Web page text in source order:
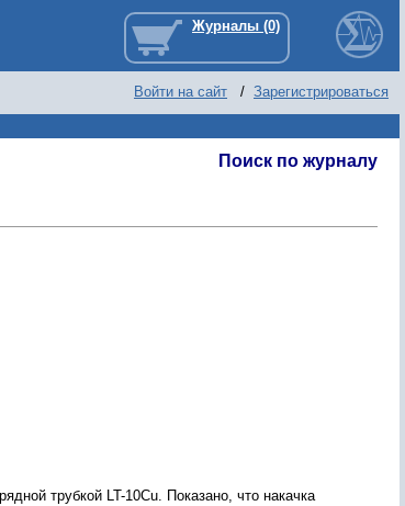
Войти на сайт / Зарегистрироваться
Поиск по журналу
трубкой LT-10Cu. Показано, что накачка